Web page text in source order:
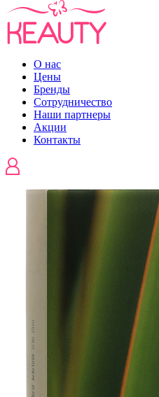
О нас
Цены
Бренды
Сотрудничество
Наши партнеры
Акции
Контакты